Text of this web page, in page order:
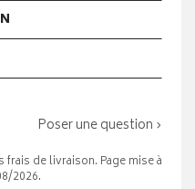
Poser une question ›
de livraison. Page mise à
2026.